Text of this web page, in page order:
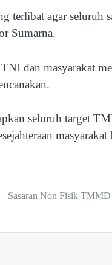
terlibat agar seluruh
Sumarna.
dan masyarakat
seluruh target
Sasaran Non Fisik